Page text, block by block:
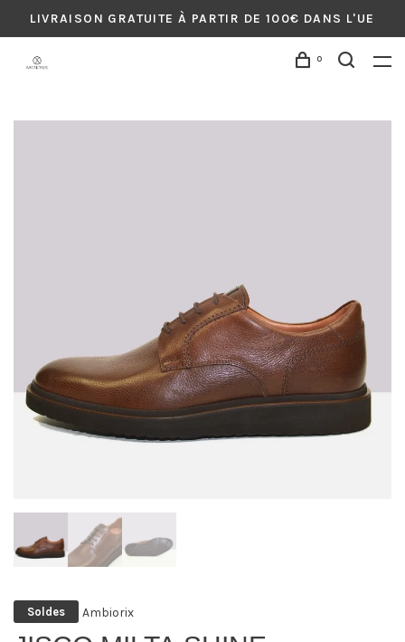
LIVRAISON GRATUITE À PARTIR DE 100€ DANS L'UE
0
Soldes Ambiorix